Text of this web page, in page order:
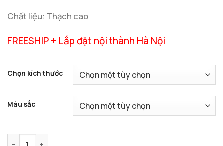
Chất liệu: Thạch cao
FREESHIP + Lắp đặt nội thành Hà Nội
Chọn kích thước
Màu sắc
Tượng Gấu Bear Trang Trí Cỡ Lớn số lượng